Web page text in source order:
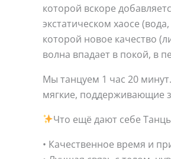
которой вскоре
экстатическом хаосе
которой новое качество
волна впадает в покой, в
Мы танцуем 1 час 20
мягкие, поддерживающие
Что ещё дают себе
• Качественное время и